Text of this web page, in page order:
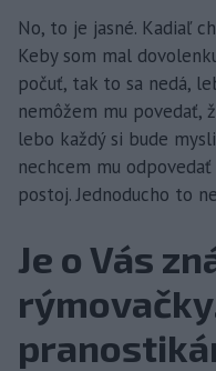
No, to je jasné. Kadiaľ
Keby som mal
počuť, tak to sa nedá,
nemôžem mu povedať,
lebo každý si bude
nechcem mu
postoj. Jednoducho to
Je o Vás